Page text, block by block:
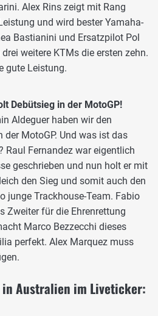
Alex Rins zeigt mit Rang
und wird bester Yamaha-
Bastianini und Ersatzpilot Pol
weitere KTMs die ersten zehn.
gute Leistung.
Debütsieg in der MotoGP!
Aldeguer haben wir den
der MotoGP. Und was ist das
Raul Fernandez war eigentlich
geschrieben und nun holt er mit
den Sieg und somit auch den
junge Trackhouse-Team. Fabio
Zweiter für die Ehrenrettung
Marco Bezzecchi dieses
perfekt. Alex Marquez muss
in Australien im Liveticker: